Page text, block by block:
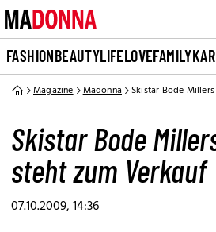
FASHIONBEAUTYLIFELOVEFAMILY
Magazine Madonna Skistar Bode
Skistar Bode
steht zum Verkauf
07.10.2009, 14:36